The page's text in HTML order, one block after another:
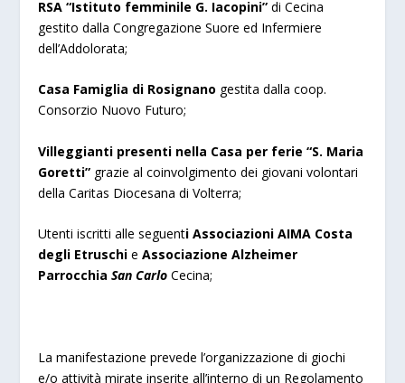
RSA “Istituto femminile G. Iacopini” di Cecina
gestito dalla Congregazione Suore ed Infermiere
dell’Addolorata;
Casa Famiglia di Rosignano gestita dalla coop.
Consorzio Nuovo Futuro;
Villeggianti presenti nella Casa per ferie “S. Maria
Goretti” grazie al coinvolgimento dei giovani volontari
della Caritas Diocesana di Volterra;
Utenti iscritti alle seguenti Associazioni AIMA Costa
degli Etruschi eAssociazione Alzheimer
ParrocchiaSan Carlo Cecina;
La manifestazione prevede l’organizzazione di giochi
e/o attività mirate inserite all’interno di un Regolamento